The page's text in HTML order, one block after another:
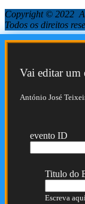
Copyright © 2022
Todos os direitos
Vai editar um
António José
evento ID
Titulo do
Escreva